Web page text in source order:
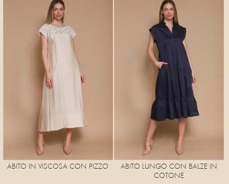
ABITO IN VISCOSA CON PIZZO
ABITO LUNGO CON BALZE IN
COTONE